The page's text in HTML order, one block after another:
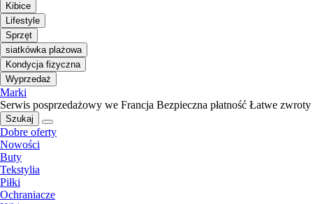
Kibice
Lifestyle
Sprzęt
siatkówka plażowa
Kondycja fizyczna
Wyprzedaż
Marki
Serwis posprzedażowy we Francja Bezpieczna płatność Łatwe zwroty
Szukaj
Dobre oferty
Nowości
Buty
Tekstylia
Piłki
Ochraniacze